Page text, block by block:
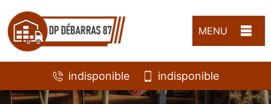
MENU
indisponible indisponible